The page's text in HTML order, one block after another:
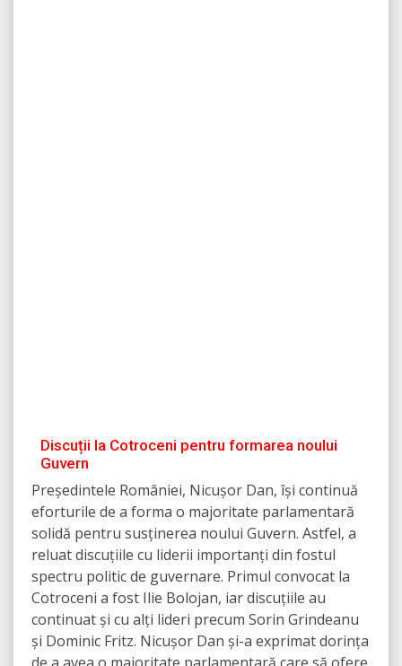
Discuții la Cotroceni pentru formarea noului
Guvern
Președintele României, Nicușor Dan, își continuă
eforturile de a forma o majoritate parlamentară
solidă pentru susținerea noului Guvern. Astfel, a
reluat discuțiile cu liderii importanți din fostul
spectru politic de guvernare. Primul convocat la
Cotroceni a fost Ilie Bolojan, iar discuțiile au
continuat și cu alți lideri precum Sorin Grindeanu
și Dominic Fritz. Nicușor Dan și-a exprimat dorința